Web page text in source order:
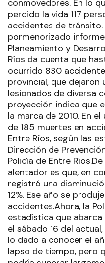
conmovedores. En lo
perdido la vida 117
accidentes de tránsito.
pormenorizado
Planeamiento y
Ríos da cuenta que
ocurrido 830
provincial, que dejaron
lesionados de diversa
proyección indica que
la marca de 2010. En
de 185 muertes en
Entre Ríos, según las
Dirección de
Policía de Entre
alentador es que, en
registró una
12%. Ese año se
accidentes.Ahora, la
estadística que abarca
el sábado 16 del
lo dado a conocer el
lapso de tiempo, pero